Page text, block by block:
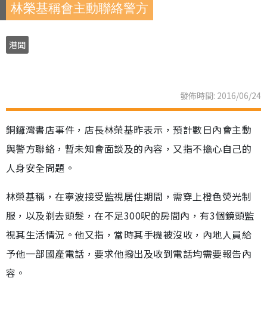
林榮基稱會主動聯絡警方
港聞
發佈時間: 2016/06/24
銅鑼灣書店事件，店長林榮基昨表示，預計數日內會主動
與警方聯絡，暫未知會面談及的內容，又指不擔心自己的
人身安全問題。
林榮基稱，在寧波接受監視居住期間，需穿上橙色熒光制
服，以及剃去頭髮，在不足300呎的房間內，有3個鏡頭監
視其生活情況。他又指，當時其手機被沒收，內地人員給
予他一部國產電話，要求他撥出及收到電話均需要報告內
容。